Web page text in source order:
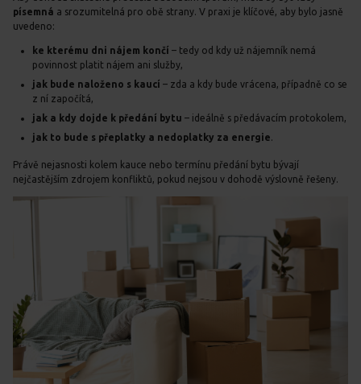
písemná a srozumitelná pro obě strany. V praxi je klíčové, aby bylo jasně
uvedeno:
ke kterému dni nájem končí – tedy od kdy už nájemník nemá
povinnost platit nájem ani služby,
jak bude naloženo s kaucí – zda a kdy bude vrácena, případně co se
z ní započítá,
jak a kdy dojde k předání bytu – ideálně s předávacím protokolem,
jak to bude s přeplatky a nedoplatky za energie.
Právě nejasnosti kolem kauce nebo termínu předání bytu bývají
nejčastějším zdrojem konfliktů, pokud nejsou v dohodě výslovně řešeny.